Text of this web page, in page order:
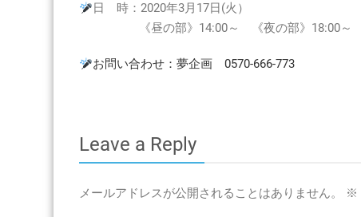
日 時：2020年3月17日(火）
《昼の部》14:00～ 《夜の部》18:00～
お問い合わせ：夢企画 0570-666-773
Leave a Reply
メールアドレスが公開されることはありません。 ※